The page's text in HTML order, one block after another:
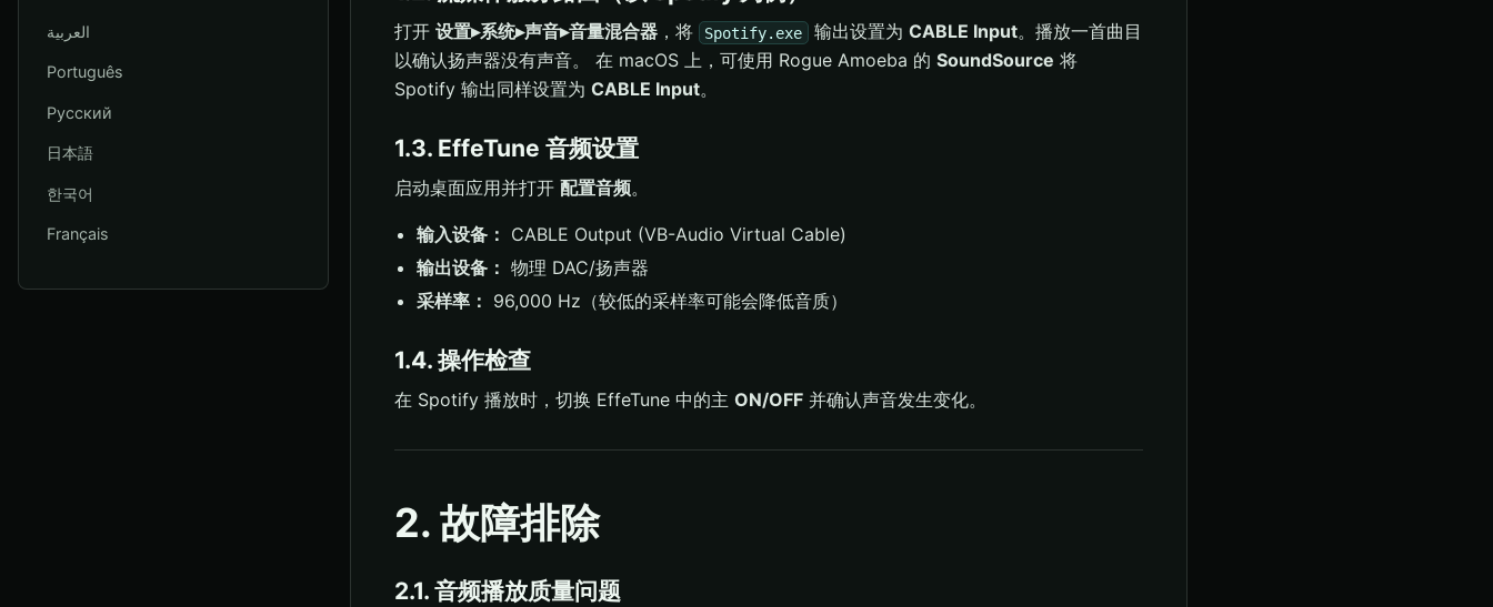
العربية
Português
Русский
日本語
한국어
Français
打开 设置▸系统▸声音▸音量混合器，将 Spotify.exe 输出设置为 CABLE Input。播放一首曲目
以确认扬声器没有声音。 在 macOS 上，可使用 Rogue Amoeba 的 SoundSource 将
Spotify 输出同样设置为 CABLE Input。
1.3. EffeTune 音频设置
启动桌面应用并打开 配置音频。
输入设备： CABLE Output (VB-Audio Virtual Cable)
输出设备： 物理 DAC/扬声器
采样率： 96,000 Hz（较低的采样率可能会降低音质）
1.4. 操作检查
在 Spotify 播放时，切换 EffeTune 中的主 ON/OFF并确认声音发生变化。
2. 故障排除
2.1. 音频播放质量问题